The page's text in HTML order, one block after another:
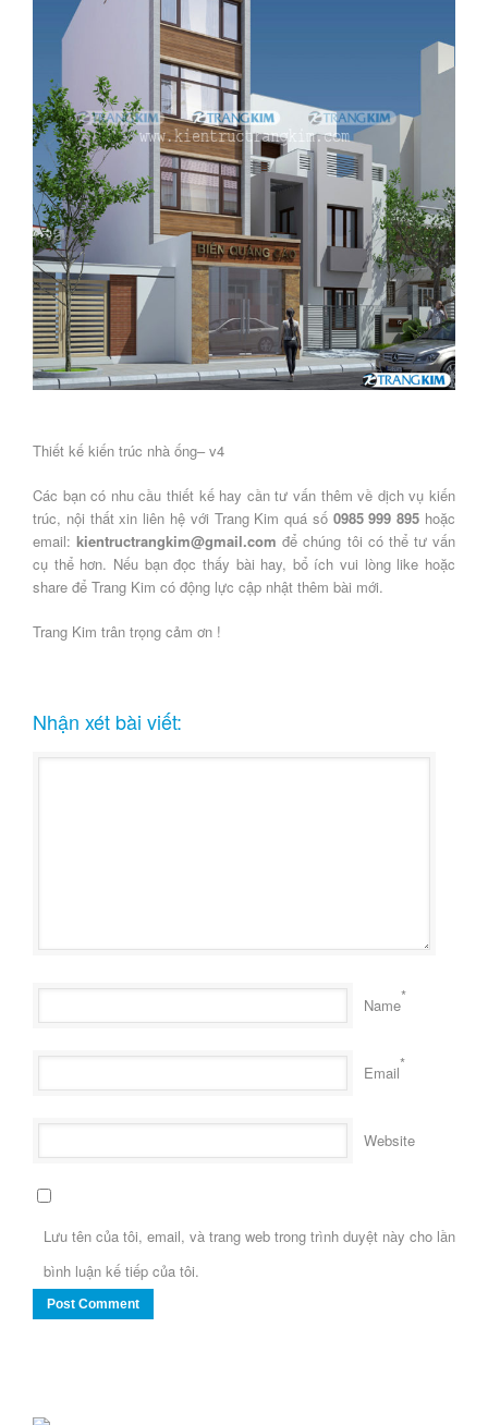
Thiết kế kiến trúc nhà ống– v4
Các bạn có nhu cầu thiết kế hay cần tư vấn thêm về dịch vụ kiến
trúc, nội thất xin liên hệ với Trang Kim quá số 0985 999 895 hoặc
email:kientructrangkim@gmail.com để chúng tôi có thể tư vấn
cụ thể hơn. Nếu bạn đọc thấy bài hay, bổ ích vui lòng like hoặc
share để Trang Kim có động lực cập nhật thêm bài mới.
Trang Kim trân trọng cảm ơn !
Nhận xét bài viết:
Name*
Email*
Website
Lưu tên của tôi, email, và trang web trong trình duyệt này cho lần
bình luận kế tiếp của tôi.